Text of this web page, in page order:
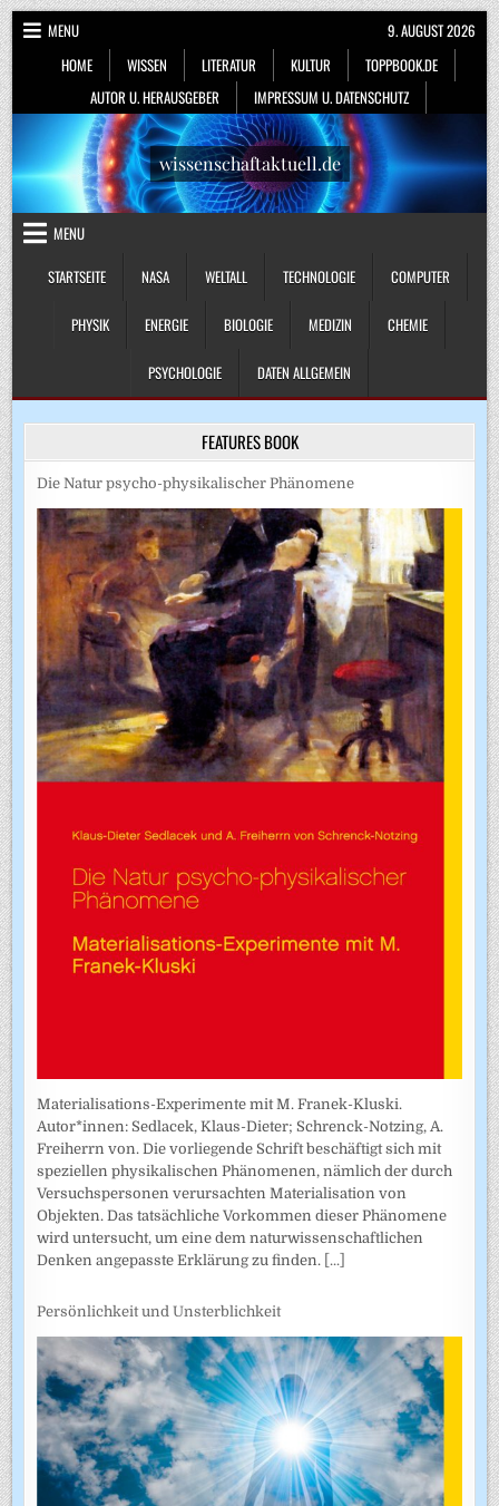
Skip
to
content
MENU
HOME
WISSEN LITERATUR KULTUR
TOPPBOOK.DE
AUTOR U. HERAUSGEBER
IMPRESSUM U. DATENSCHUTZ
9. AUGUST 2026
wissenschaftaktuell.de
MENU
STARTSEITE
NASA WELTALL TECHNOLOGIE COMPUTER
PHYSIK ENERGIE BIOLOGIE MEDIZIN CHEMIE
PSYCHOLOGIE DATEN ALLGEMEIN
FEATURES BOOK
Die Natur psycho-physikalischer Phänomene
Materialisations-Experimente mit M. Franek-Kluski.
Autor*innen: Sedlacek, Klaus-Dieter; Schrenck-Notzing, A.
Freiherrn von. Die vorliegende Schrift beschäftigt sich mit
speziellen physikalischen Phänomenen, nämlich der durch
Versuchspersonen verursachten Materialisation von
Objekten. Das tatsächliche Vorkommen dieser Phänomene
wird untersucht, um eine dem naturwissenschaftlichen
Denken angepasste Erklärung zu finden. [...]
Persönlichkeit und Unsterblichkeit